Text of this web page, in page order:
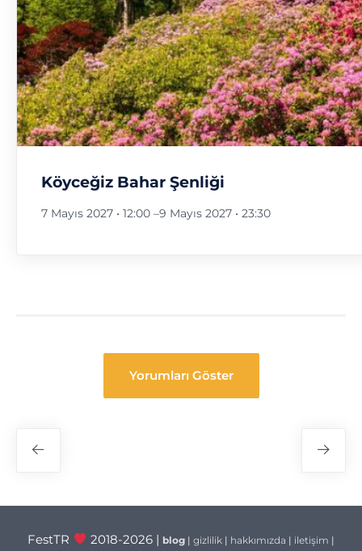
Köyceğiz Bahar Şenliği
7 Mayıs 2027 • 12:00 –9 Mayıs 2027 • 23:30
Yorumları Göster
FestTR 2018-2026 | blog| gizlilik| hakkımızda | iletişim |